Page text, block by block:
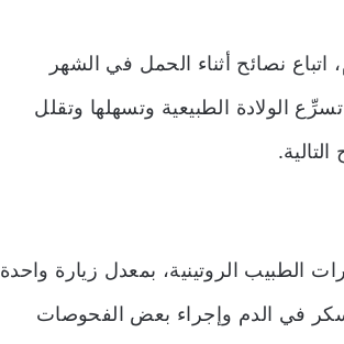
نصائح أثناء الحمل في الشهر
الولادة الطبيعية وتسهلها وتقلل
الطبيب الروتينية، بمعدل زيارة واحدة
في الدم وإجراء بعض الفحوصات